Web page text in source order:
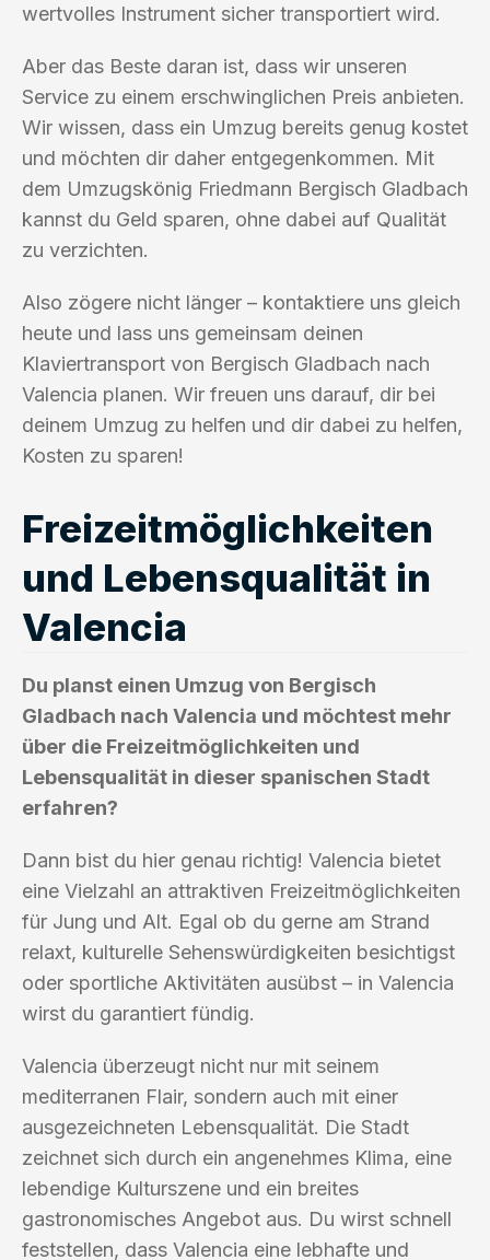
wertvolles Instrument sicher transportiert wird.
Aber das Beste daran ist, dass wir unseren
Service zu einem erschwinglichen Preis anbieten.
Wir wissen, dass ein Umzug bereits genug kostet
und möchten dir daher entgegenkommen. Mit
dem Umzugskönig Friedmann Bergisch Gladbach
kannst du Geld sparen, ohne dabei auf Qualität
zu verzichten.
Also zögere nicht länger – kontaktiere uns gleich
heute und lass uns gemeinsam deinen
Klaviertransport von Bergisch Gladbach nach
Valencia planen. Wir freuen uns darauf, dir bei
deinem Umzug zu helfen und dir dabei zu helfen,
Kosten zu sparen!
Freizeitmöglichkeiten
und Lebensqualität in
Valencia
Du planst einen Umzug von Bergisch
Gladbach nach Valencia und möchtest mehr
über die Freizeitmöglichkeiten und
Lebensqualität in dieser spanischen Stadt
erfahren?
Dann bist du hier genau richtig! Valencia bietet
eine Vielzahl an attraktiven Freizeitmöglichkeiten
für Jung und Alt. Egal ob du gerne am Strand
relaxt, kulturelle Sehenswürdigkeiten besichtigst
oder sportliche Aktivitäten ausübst – in Valencia
wirst du garantiert fündig.
Valencia überzeugt nicht nur mit seinem
mediterranen Flair, sondern auch mit einer
ausgezeichneten Lebensqualität. Die Stadt
zeichnet sich durch ein angenehmes Klima, eine
lebendige Kulturszene und ein breites
gastronomisches Angebot aus. Du wirst schnell
feststellen, dass Valencia eine lebhafte und